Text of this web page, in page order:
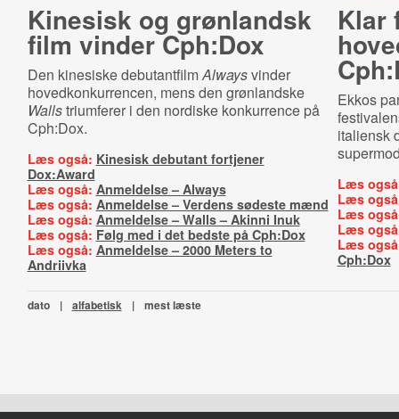
Kinesisk og grønlandsk
film vinder Cph:Dox
Den kinesiske debutantfilmAlwaysvinder
hovedkonkurrencen, mens den grønlandske
Wallstriumferer i den nordiske konkurrence på
Cph:Dox.
Læs også: Kinesisk debutant fortjener
Dox:Award
Læs også: Anmeldelse – Always
Læs også: Anmeldelse – Verdens sødeste mænd
Læs også: Anmeldelse – Walls – Akinni Inuk
Læs også: Følg med i det bedste på Cph:Dox
Læs også: Anmeldelse – 2000 Meters to
Andriivka
Klar
Ekkos
italiensk
Læs
Læs
Læs
Læs
Læs
Cph:Dox
dato | alfabetisk | mest læste